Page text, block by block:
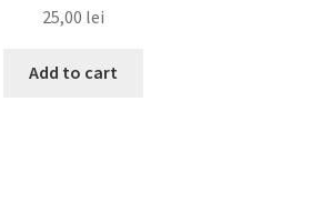
25,00 lei
Add to cart